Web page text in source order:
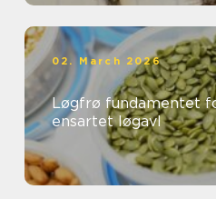
02. March 2026
Løgfrø fundamentet for en sund og
ensartet løgavl